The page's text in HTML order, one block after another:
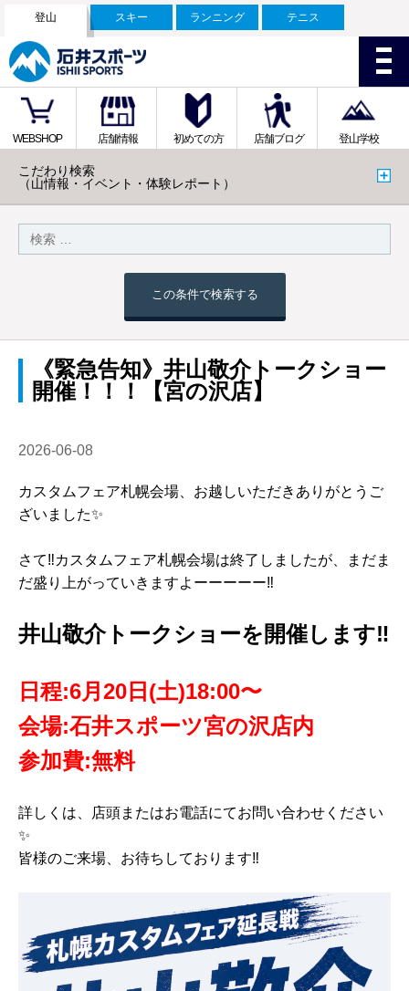
登山 スキー ランニング テニス
WEBSHOP 店舗情報 初めての方 店舗ブログ 登山学校
こだわり検索
（山情報・イベント・体験レポート）
この条件で検索する
《緊急告知》井山敬介トークショー
開催！！！【宮の沢店】
2026-06-08
カスタムフェア札幌会場、お越しいただきありがとうご
ざいました✨
さて‼️カスタムフェア札幌会場は終了しましたが、まだま
だ盛り上がっていきますよーーーーー‼️
井山敬介トークショーを開催します‼️
日程:6月20日(土)18:00〜
会場:石井スポーツ宮の沢店内
参加費:無料
詳しくは、店頭またはお電話にてお問い合わせください
✨
皆様のご来場、お待ちしております‼️